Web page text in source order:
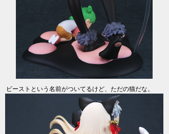
ビーストという名前がついてるけど、ただの猫だな。